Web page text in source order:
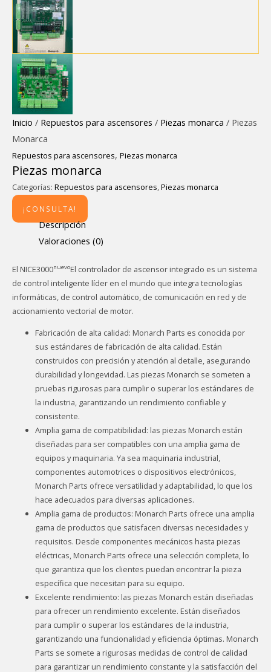
Inicio / Repuestos para ascensores / Piezas monarca / Piezas
Monarca
Repuestos para ascensores, Piezas monarca
Piezas monarca
Categorías: Repuestos para ascensores,Piezas monarca
¡CONSULTA!
Descripción
Valoraciones (0)
El NICE3000nuevoEl controlador de ascensor integrado es un sistema
de control inteligente líder en el mundo que integra tecnologías
informáticas, de control automático, de comunicación en red y de
accionamiento vectorial de motor.
Fabricación de alta calidad: Monarch Parts es conocida por
sus estándares de fabricación de alta calidad. Están
construidos con precisión y atención al detalle, asegurando
durabilidad y longevidad. Las piezas Monarch se someten a
pruebas rigurosas para cumplir o superar los estándares de
la industria, garantizando un rendimiento confiable y
consistente.
Amplia gama de compatibilidad: las piezas Monarch están
diseñadas para ser compatibles con una amplia gama de
equipos y maquinaria. Ya sea maquinaria industrial,
componentes automotrices o dispositivos electrónicos,
Monarch Parts ofrece versatilidad y adaptabilidad, lo que los
hace adecuados para diversas aplicaciones.
Amplia gama de productos: Monarch Parts ofrece una amplia
gama de productos que satisfacen diversas necesidades y
requisitos. Desde componentes mecánicos hasta piezas
eléctricas, Monarch Parts ofrece una selección completa, lo
que garantiza que los clientes puedan encontrar la pieza
específica que necesitan para su equipo.
Excelente rendimiento: las piezas Monarch están diseñadas
para ofrecer un rendimiento excelente. Están diseñados
para cumplir o superar los estándares de la industria,
garantizando una funcionalidad y eficiencia óptimas. Monarch
Parts se somete a rigurosas medidas de control de calidad
para garantizar un rendimiento constante y la satisfacción del